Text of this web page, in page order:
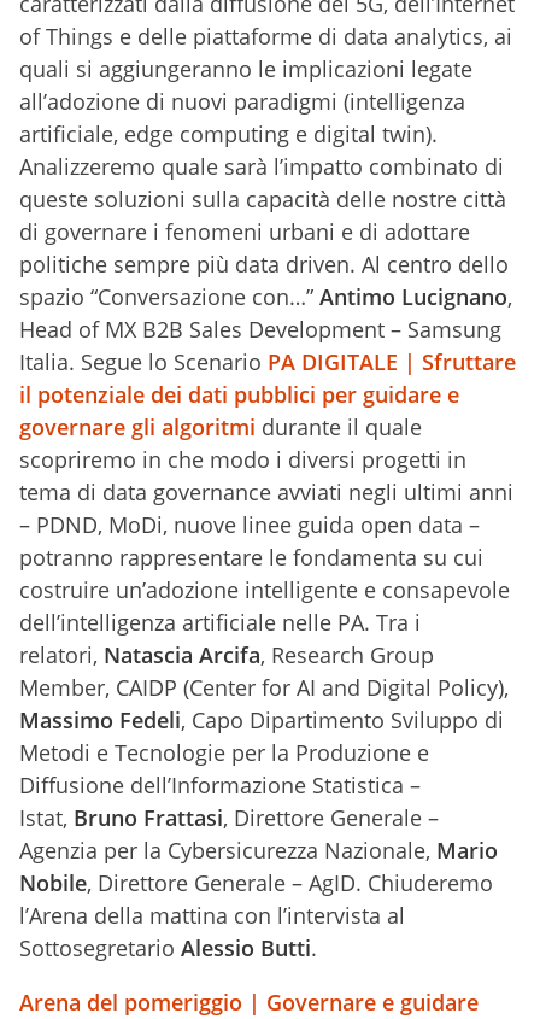
of Things e delle piattaforme di data analytics, ai
quali si aggiungeranno le implicazioni legate
all’adozione di nuovi paradigmi (intelligenza
artificiale, edge computing e digital twin).
Analizzeremo quale sarà l’impatto combinato di
queste soluzioni sulla capacità delle nostre città
di governare i fenomeni urbani e di adottare
politiche sempre più data driven. Al centro dello
spazio “Conversazione con…” Antimo Lucignano,
Head of MX B2B Sales Development – Samsung
Italia. Segue lo Scenario PA DIGITALE | Sfruttare
il potenziale dei dati pubblici per guidare e
governare gli algoritmi durante il quale
scopriremo in che modo i diversi progetti in
tema di data governance avviati negli ultimi anni
– PDND, MoDi, nuove linee guida open data –
potranno rappresentare le fondamenta su cui
costruire un’adozione intelligente e consapevole
dell’intelligenza artificiale nelle PA. Tra i
relatori, Natascia Arcifa, Research Group
Member, CAIDP (Center for AI and Digital Policy),
Massimo Fedeli, Capo Dipartimento Sviluppo di
Metodi e Tecnologie per la Produzione e
Diffusione dell’Informazione Statistica –
Istat, Bruno Frattasi, Direttore Generale –
Agenzia per la Cybersicurezza Nazionale, Mario
Nobile, Direttore Generale – AgID. Chiuderemo
l’Arena della mattina con l’intervista al
Sottosegretario Alessio Butti.
Arena del pomeriggio | Governare e guidare